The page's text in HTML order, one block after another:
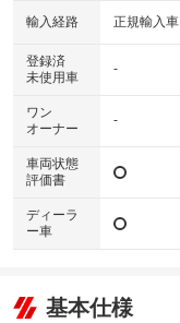
輸入経路 正規輸入車
登録済
未使用車
-
ワン
オーナー
-
車両状態
評価書
ディーラ
ー車
基本仕様